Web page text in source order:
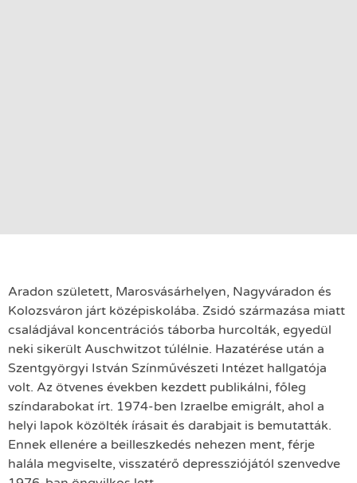
Aradon született, Marosvásárhelyen, Nagyváradon és
Kolozsváron járt középiskolába. Zsidó származása miatt
családjával koncentrációs táborba hurcolták, egyedül
neki sikerült Auschwitzot túlélnie. Hazatérése után a
Szentgyörgyi István Színművészeti Intézet hallgatója
volt. Az ötvenes években kezdett publikálni, főleg
színdarabokat írt. 1974-ben Izraelbe emigrált, ahol a
helyi lapok közölték írásait és darabjait is bemutatták.
Ennek ellenére a beilleszkedés nehezen ment, férje
halála megviselte, visszatérő depressziójától szenvedve